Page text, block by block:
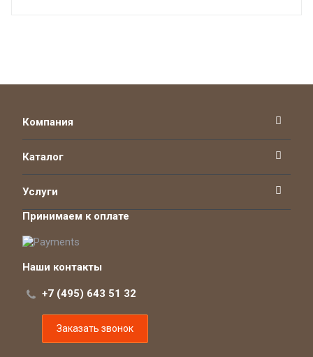
Компания
Каталог
Услуги
Принимаем к оплате
Наши контакты
+7 (495) 643 51 32
Заказать звонок